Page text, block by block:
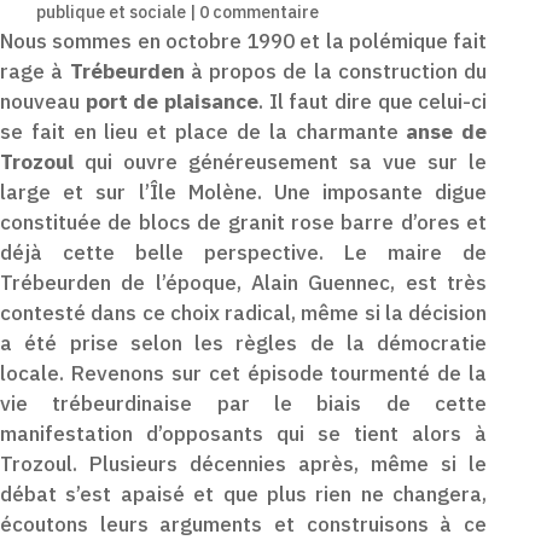
publique et sociale | 0 commentaire
Nous sommes en octobre 1990 et la polémique fait
rage à Trébeurden à propos de la construction du
nouveau port de plaisance. Il faut dire que celui-ci
se fait en lieu et place de la charmante anse de
Trozoul qui ouvre généreusement sa vue sur le
large et sur l’Île Molène. Une imposante digue
constituée de blocs de granit rose barre d’ores et
déjà cette belle perspective. Le maire de
Trébeurden de l’époque, Alain Guennec, est très
contesté dans ce choix radical, même si la décision
a été prise selon les règles de la démocratie
locale. Revenons sur cet épisode tourmenté de la
vie trébeurdinaise par le biais de cette
manifestation d’opposants qui se tient alors à
Trozoul. Plusieurs décennies après, même si le
débat s’est apaisé et que plus rien ne changera,
écoutons leurs arguments et construisons à ce